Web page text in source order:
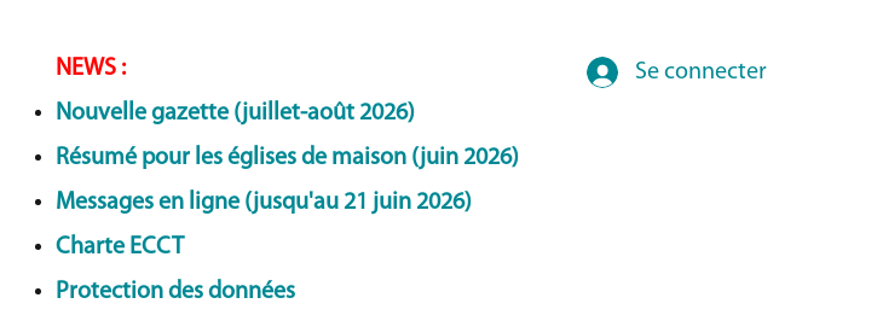
NEWS :
Nouvelle gazette (juillet-août 2026)
Résumé pour les églises de maison (juin 2026)
Messages en ligne (jusqu'au 21 juin 2026)
Charte ECCT
Protection des données
Se connecter